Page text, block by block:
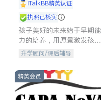
iTalkBB精英认证
执照已核实
孩子美好的未来始于早期能
力的培养，用愿景激发孩子
的学习潜力和动力。理念：
石。
升学顾问/课后辅导
精英会员